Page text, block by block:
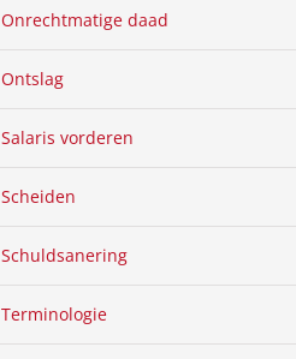
Onrechtmatige daad
Ontslag
Salaris vorderen
Scheiden
Schuldsanering
Terminologie